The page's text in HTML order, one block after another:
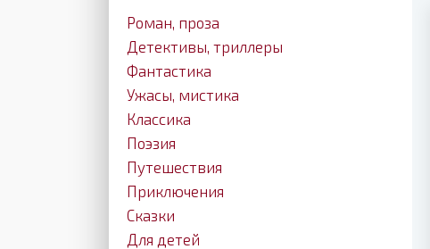
Роман, проза
Детективы, триллеры
Фантастика
Ужасы, мистика
Классика
Поэзия
Путешествия
Приключения
Сказки
Для детей